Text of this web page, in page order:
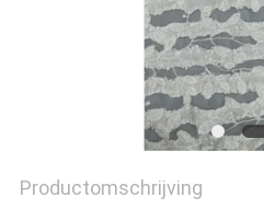
Productomschrijving